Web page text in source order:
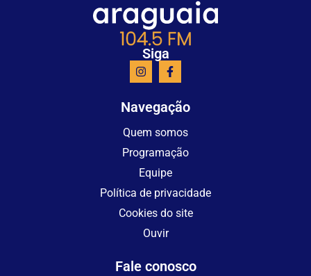
Siga
Navegação
Quem somos
Programação
Equipe
Política de privacidade
Cookies do site
Ouvir
Fale conosco